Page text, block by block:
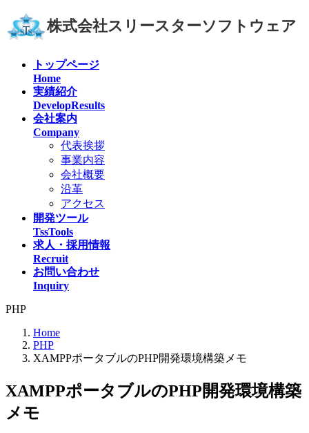
ン
テ
ビ
ゲ
株式会社スリースターソフトウェア
トップページ
Home
実績紹介
DevelopResults
会社案内
Company
代表挨拶
事業内容
会社概要
沿革
アクセス
開発ツール
TssTools
求人・採用情報
Recruit
お問い合わせ
Inquiry
PHP
Home
PHP
XAMPPポータブルのPHP開発環境構築メモ
XAMPPポータブルのPHP開発環境構築
メモ